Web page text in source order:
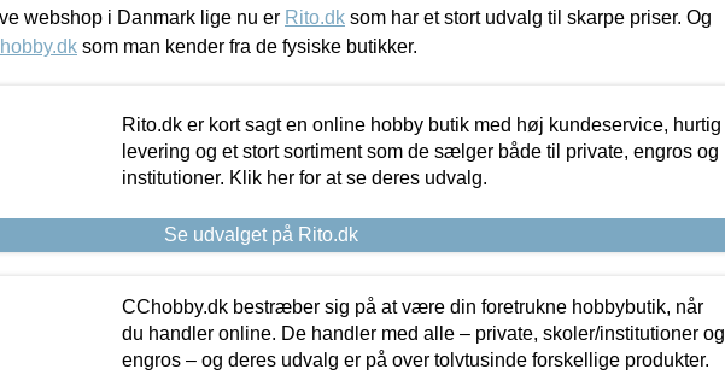
webshop i Danmark lige nu er Rito.dk som har et stort udvalg til skarpe priser. Og
som man kender fra de fysiske butikker.
Rito.dk er kort sagt en online hobby butik med høj kundeservice, hurtig
levering og et stort sortiment som de sælger både til private, engros og
institutioner. Klik her for at se deres udvalg.
Se udvalget på Rito.dk
CChobby.dk bestræber sig på at være din foretrukne hobbybutik, når
du handler online. De handler med alle – private, skoler/institutioner og
engros – og deres udvalg er på over tolvtusinde forskellige produkter.